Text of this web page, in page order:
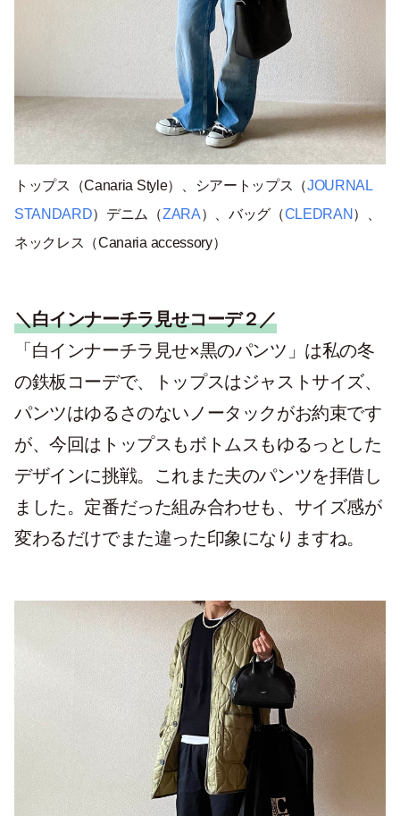
トップス（Canaria Style）、シアートップス（JOURNAL
STANDARD）デニム（ZARA）、バッグ（CLEDRAN ）、
ネックレス（Canaria accessory）
＼白インナーチラ見せコーデ２／
「白インナーチラ見せ×黒のパンツ」は私の冬
の鉄板コーデで、トップスはジャストサイズ、
パンツはゆるさのないノータックがお約束です
が、今回はトップスもボトムスもゆるっとした
デザインに挑戦。これまた夫のパンツを拝借し
ました。定番だった組み合わせも、サイズ感が
変わるだけでまた違った印象になりますね。